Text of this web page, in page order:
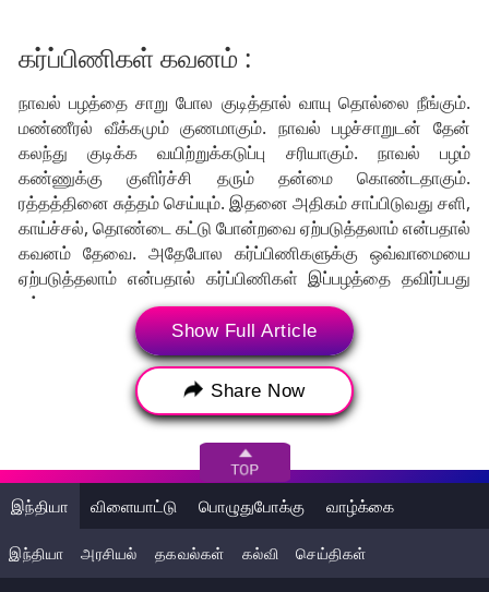
கர்ப்பிணிகள் கவனம் :
நாவல் பழத்தை சாறு போல குடித்தால் வாயு தொல்லை நீங்கும்.
மண்ணீரல் வீக்கமும் குணமாகும். நாவல் பழச்சாறுடன் தேன்
கலந்து குடிக்க வயிற்றுக்கடுப்பு சரியாகும். நாவல் பழம்
கண்ணுக்கு குளிர்ச்சி தரும் தன்மை கொண்டதாகும்.
ரத்தத்தினை சுத்தம் செய்யும். இதனை அதிகம் சாப்பிடுவது சளி,
காய்ச்சல், தொண்டை கட்டு போன்றவை ஏற்படுத்தலாம் என்பதால்
கவனம் தேவை. அதேபோல கர்ப்பிணிகளுக்கு ஒவ்வாமையை
ஏற்படுத்தலாம் என்பதால் கர்ப்பிணிகள் இப்பழத்தை தவிர்ப்பது
நல்லது.
Health Tips நாவல் பழம்
Black Plum Benefits ஆரோக்கியம்
Naval Palam
Show Full Article
Share Now
இந்தியா விளையாட்டு பொழுதுபோக்கு வாழ்க்கை
இந்தியா அரசியல் தகவல்கள் கல்வி செய்திகள்